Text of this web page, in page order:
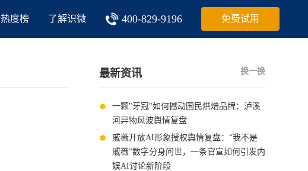
度榜 了解识微 400-829-9196 免费试用
最新资讯 换一换
一颗"牙冠"如何撼动国民烘焙品牌：泸溪
河异物风波舆情复盘
戚薇开放AI形象授权舆情复盘：“我不是
戚薇”数字分身问世，一条官宣如何引发内
娱AI讨论新阶段